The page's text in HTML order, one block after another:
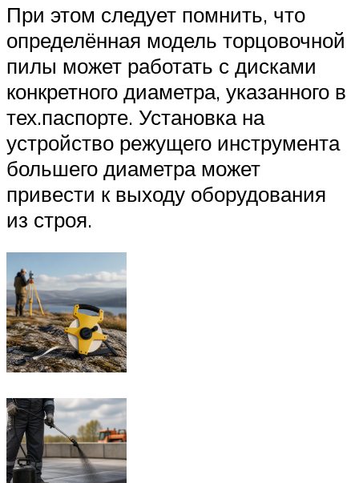
При этом следует помнить, что
определённая модель торцовочной
пилы может работать с дисками
конкретного диаметра, указанного в
тех.паспорте. Установка на
устройство режущего инструмента
большего диаметра может
привести к выходу оборудования
из строя.